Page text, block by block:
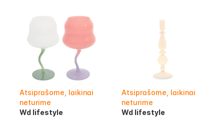
Atsiprašome, laikinai
neturime
Wd lifestyle
Atsiprašome, laikinai
neturime
Wd lifestyle